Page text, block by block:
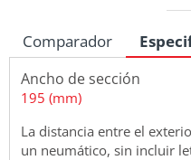
Comparador
Ancho de sección
195 (mm)
La distancia entre el
un neumático, sin incluir